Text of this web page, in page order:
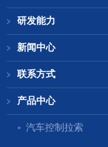
研发能力
新闻中心
联系方式
产品中心
汽车控制拉索